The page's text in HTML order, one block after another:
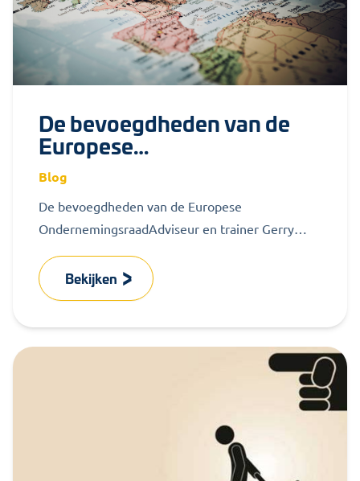
De bevoegdheden van de
Europese
Ondernemingsraad
Blog
De bevoegdheden van de Europese
OndernemingsraadAdviseur en trainer Gerry
Europese Ondernemingsraad van
tabaksproducent Philip...
Bekijken